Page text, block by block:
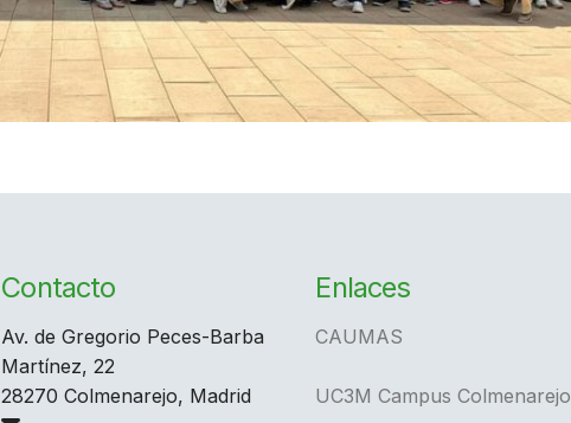
Contacto
Av. de Gregorio Peces-Barba
Martínez, 22
28270 Colmenarejo, Madrid
Enlaces
CAUMAS
UC3M Campus Colmenarejo